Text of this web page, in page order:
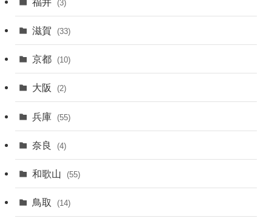
(3)
滋賀 (33)
京都 (10)
大阪 (2)
兵庫 (55)
奈良 (4)
和歌山 (55)
鳥取 (14)